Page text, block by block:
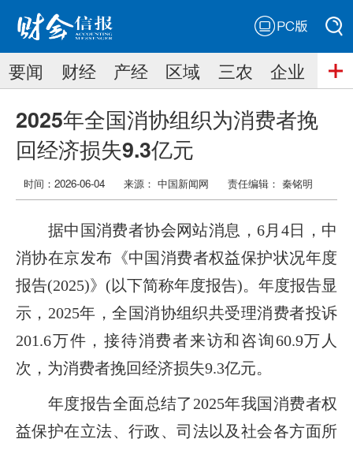
搜索
搜索
要闻 财经 产经 区域 三农 企业
2025年全国消协组织为消费者挽
回经济损失9.3亿元
时间：2026-06-04 来源： 中国新闻网 责任编辑： 秦铭明
据中国消费者协会网站消息，6月4日，中
消协在京发布《中国消费者权益保护状况年度
报告(2025)》(以下简称年度报告)。年度报告显
示，2025年，全国消协组织共受理消费者投诉
201.6万件，接待消费者来访和咨询60.9万人
次，为消费者挽回经济损失9.3亿元。
年度报告全面总结了2025年我国消费者权
益保护在立法、行政、司法以及社会各方面所